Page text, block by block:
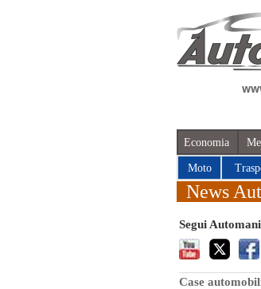
Economia
Moto
News
Segui
Case